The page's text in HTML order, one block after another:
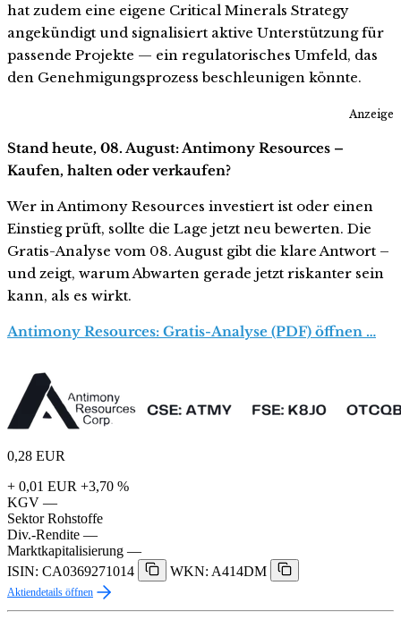
hat zudem eine eigene Critical Minerals Strategy
angekündigt und signalisiert aktive Unterstützung für
passende Projekte — ein regulatorisches Umfeld, das
den Genehmigungsprozess beschleunigen könnte.
Anzeige
Stand heute, 08. August: Antimony Resources –
Kaufen, halten oder verkaufen?
Wer in Antimony Resources investiert ist oder einen
Einstieg prüft, sollte die Lage jetzt neu bewerten. Die
Gratis-Analyse vom 08. August gibt die klare Antwort –
und zeigt, warum Abwarten gerade jetzt riskanter sein
kann, als es wirkt.
Antimony Resources: Gratis-Analyse (PDF) öffnen …
0,28 EUR
+ 0,01 EUR +3,70 %
KGV —
Sektor Rohstoffe
Div.-Rendite —
Marktkapitalisierung —
ISIN: CA0369271014
WKN: A414DM
Aktiendetails öffnen